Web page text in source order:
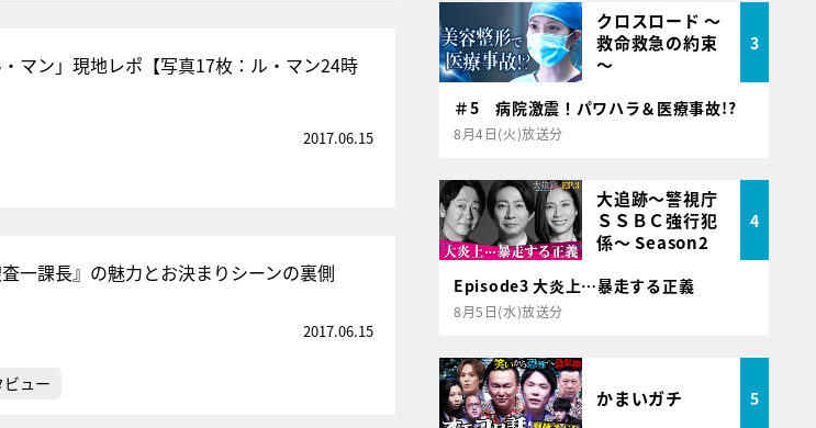
マン」現地レポ【写真17枚：ル・マン24時
2017.06.15
一課長』の魅力とお決まりシーンの裏側
2017.06.15
ュー
クロスロード ～
救命救急の約束
～
3
＃5 病院激震！パワハラ＆医療事故!?
8月4日(火)放送分
大追跡～警視庁
ＳＳＢＣ強行犯
係～ Season2
4
Episode3 大炎上…暴走する正義
8月5日(水)放送分
かまいガチ 5